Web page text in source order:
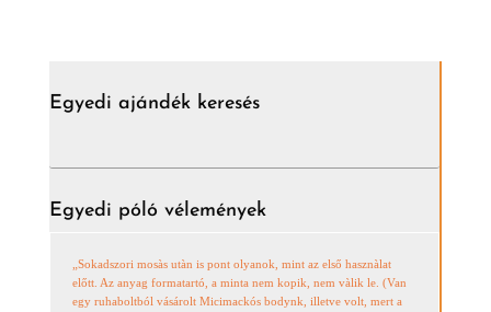
Egyedi ajándék keresés
Egyedi póló vélemények
„Sokadszori mosàs utàn is pont olyanok, mint az első hasznàlat
előtt. Az anyag formatartó, a minta nem kopik, nem vàlik le. (Van
egy ruhaboltból vásárolt Micimackós bodynk, illetve volt, mert a